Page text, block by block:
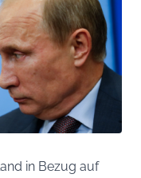
in Bezug auf